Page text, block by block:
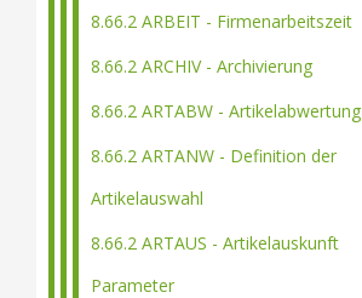
8.66.2 ARBEIT - Firmenarbeitszeit
8.66.2 ARCHIV - Archivierung
8.66.2 ARTABW - Artikelabwertung
8.66.2 ARTANW - Definition der
Artikelauswahl
8.66.2 ARTAUS - Artikelauskunft
Parameter